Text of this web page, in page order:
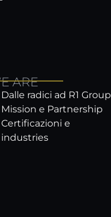
ARE
Dalle radici ad R1 Group
Mission e Partnership
Certificazioni e
industries